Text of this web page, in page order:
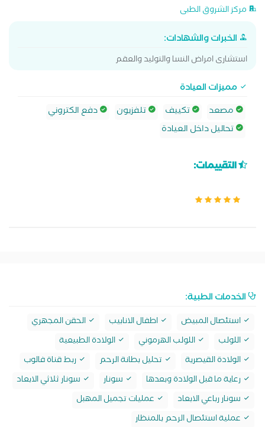
مركز الشروق الطبى
الخبرات والشهادات:
استشارى امراض النسا والتوليد والعقم
مميزات العيادة
مصعد
تكييف تلفزيون
دفع الكتروني
تحاليل داخل العيادة
التقييمات:
الخدمات الطبية:
استئصال المبيض اطفال الانابيب
الحقن المجهري
اللولب
اللولب الهرموني
الولادة الطبيعية
الولادة القيصرية
تحليل بطانة الرحم
ربط قناة فالوب
رعاية ما قبل الولادة وبعدها
سونار
سونار ثلاثي الابعاد
سونار رباعي الابعاد
عمليات تجميل المهبل
عملية استئصال الرحم بالمنظار